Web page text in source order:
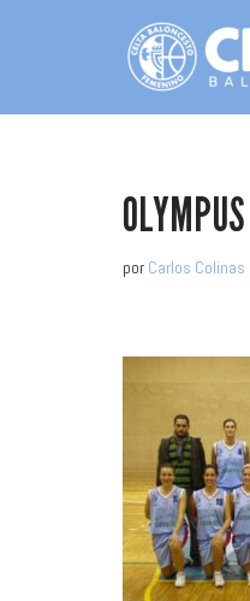
por Carlos Colinas